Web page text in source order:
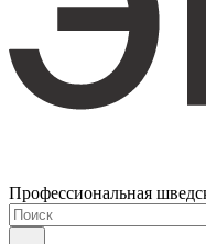
Профессиональная